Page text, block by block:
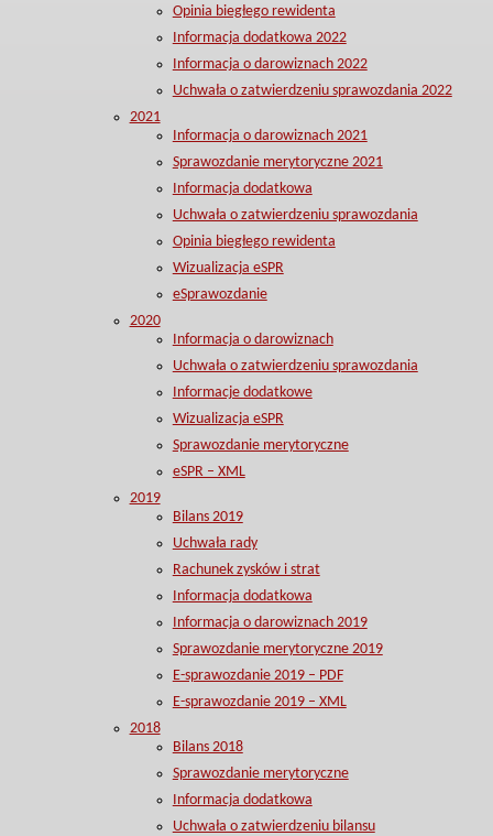
Opinia biegłego rewidenta
Informacja dodatkowa 2022
Informacja o darowiznach 2022
Uchwała o zatwierdzeniu sprawozdania 2022
2021
Informacja o darowiznach 2021
Sprawozdanie merytoryczne 2021
Informacja dodatkowa
Uchwała o zatwierdzeniu sprawozdania
Opinia biegłego rewidenta
Wizualizacja eSPR
eSprawozdanie
2020
Informacja o darowiznach
Uchwała o zatwierdzeniu sprawozdania
Informacje dodatkowe
Wizualizacja eSPR
Sprawozdanie merytoryczne
eSPR – XML
2019
Bilans 2019
Uchwała rady
Rachunek zysków i strat
Informacja dodatkowa
Informacja o darowiznach 2019
Sprawozdanie merytoryczne 2019
E-sprawozdanie 2019 – PDF
E-sprawozdanie 2019 – XML
2018
Bilans 2018
Sprawozdanie merytoryczne
Informacja dodatkowa
Uchwała o zatwierdzeniu bilansu